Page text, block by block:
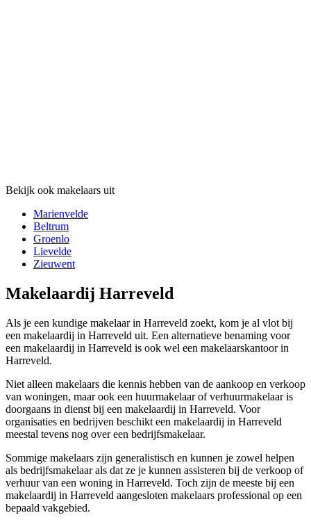
Bekijk ook makelaars uit
Marienvelde
Beltrum
Groenlo
Lievelde
Zieuwent
Makelaardij Harreveld
Als je een kundige makelaar in Harreveld zoekt, kom je al vlot bij
een makelaardij in Harreveld uit. Een alternatieve benaming voor
een makelaardij in Harreveld is ook wel een makelaarskantoor in
Harreveld.
Niet alleen makelaars die kennis hebben van de aankoop en verkoop
van woningen, maar ook een huurmakelaar of verhuurmakelaar is
doorgaans in dienst bij een makelaardij in Harreveld. Voor
organisaties en bedrijven beschikt een makelaardij in Harreveld
meestal tevens nog over een bedrijfsmakelaar.
Sommige makelaars zijn generalistisch en kunnen je zowel helpen
als bedrijfsmakelaar als dat ze je kunnen assisteren bij de verkoop of
verhuur van een woning in Harreveld. Toch zijn de meeste bij een
makelaardij in Harreveld aangesloten makelaars professional op een
bepaald vakgebied.